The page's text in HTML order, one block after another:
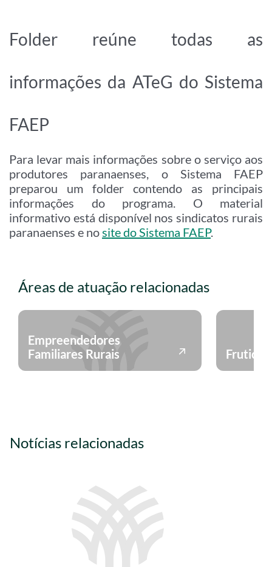
Folder reúne todas as
informações da ATeG do Sistema
FAEP
Para levar mais informações sobre o serviço aos
produtores paranaenses, o Sistema FAEP
preparou um folder contendo as principais
informações do programa. O material
informativo está disponível nos sindicatos rurais
paranaenses e no site do Sistema FAEP.
Áreas de atuação relacionadas
Empreendedores
Familiares Rurais
Notícias relacionadas